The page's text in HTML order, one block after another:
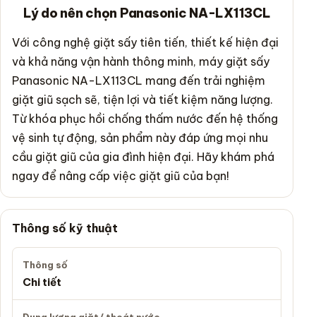
Lý do nên chọn Panasonic NA-LX113CL
Với công nghệ giặt sấy tiên tiến, thiết kế hiện đại
và khả năng vận hành thông minh, máy giặt sấy
Panasonic NA-LX113CL mang đến trải nghiệm
giặt giũ sạch sẽ, tiện lợi và tiết kiệm năng lượng.
Từ khóa phục hồi chống thấm nước đến hệ thống
vệ sinh tự động, sản phẩm này đáp ứng mọi nhu
cầu giặt giũ của gia đình hiện đại. Hãy khám phá
ngay để nâng cấp việc giặt giũ của bạn!
Thông số kỹ thuật
Thông số
Chi tiết